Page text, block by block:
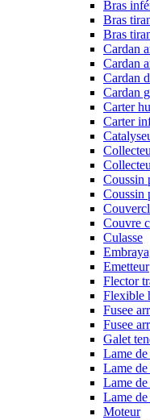
Bras
Bras
Bras
Cardan
Cardan
Cardan
Cardan
Carter
Carter
Coussin
Coussin
Couvre
Culasse
Emetteur
Flector
Flexible
Fusee
Fusee
Galet
Lame
Lame de
Lame
Lame de
Moteur